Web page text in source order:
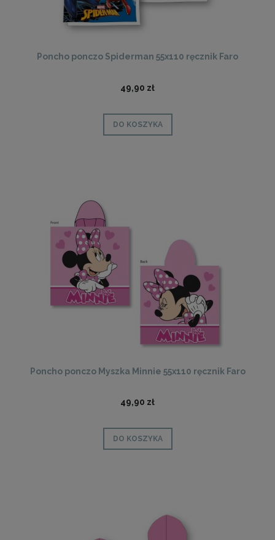
Poncho ponczo Spiderman 55x110 ręcznik Faro
49,90 zł
DO KOSZYKA
Poncho ponczo Myszka Minnie 55x110 ręcznik Faro
49,90 zł
DO KOSZYKA